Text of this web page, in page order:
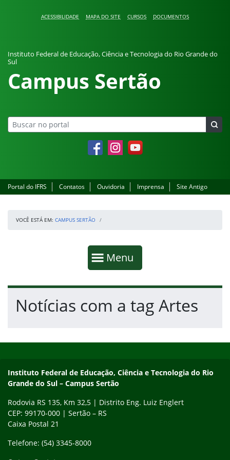
ACESSIBILIDADE MAPA DO SITE CURSOS DOCUMENTOS
Instituto Federal de Educação, Ciência e Tecnologia do Rio Grande do
Sul
Campus Sertão
FacebookInstagramYouTube
Portal do IFRS Contatos Ouvidoria Imprensa Site Antigo
VOCÊ ESTÁ EM: CAMPUS SERTÃO
Mostrar
Menu
Fim da navegação
Início do conteúdo
Notícias com a tag Artes
Instituto Federal de Educação, Ciência e Tecnologia do Rio
Grande do Sul – Campus Sertão
Rodovia RS 135, Km 32,5 | Distrito Eng. Luiz Englert
CEP: 99170-000 | Sertão – RS
Caixa Postal 21
Telefone: (54) 3345-8000